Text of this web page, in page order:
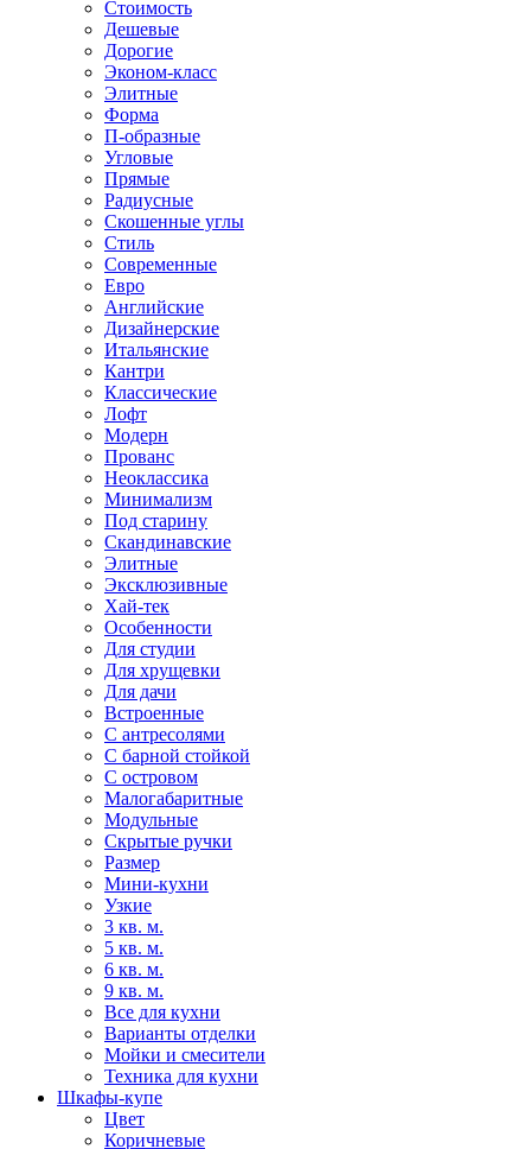
Стоимость
Дешевые
Дорогие
Эконом-класс
Элитные
Форма
П-образные
Угловые
Прямые
Радиусные
Скошенные углы
Стиль
Современные
Евро
Английские
Дизайнерские
Итальянские
Кантри
Классические
Лофт
Модерн
Прованс
Неоклассика
Минимализм
Под старину
Скандинавские
Элитные
Эксклюзивные
Хай-тек
Особенности
Для студии
Для хрущевки
Для дачи
Встроенные
С антресолями
С барной стойкой
С островом
Малогабаритные
Модульные
Скрытые ручки
Размер
Мини-кухни
Узкие
3 кв. м.
5 кв. м.
6 кв. м.
9 кв. м.
Все для кухни
Варианты отделки
Мойки и смесители
Техника для кухни
Шкафы-купе
Цвет
Коричневые